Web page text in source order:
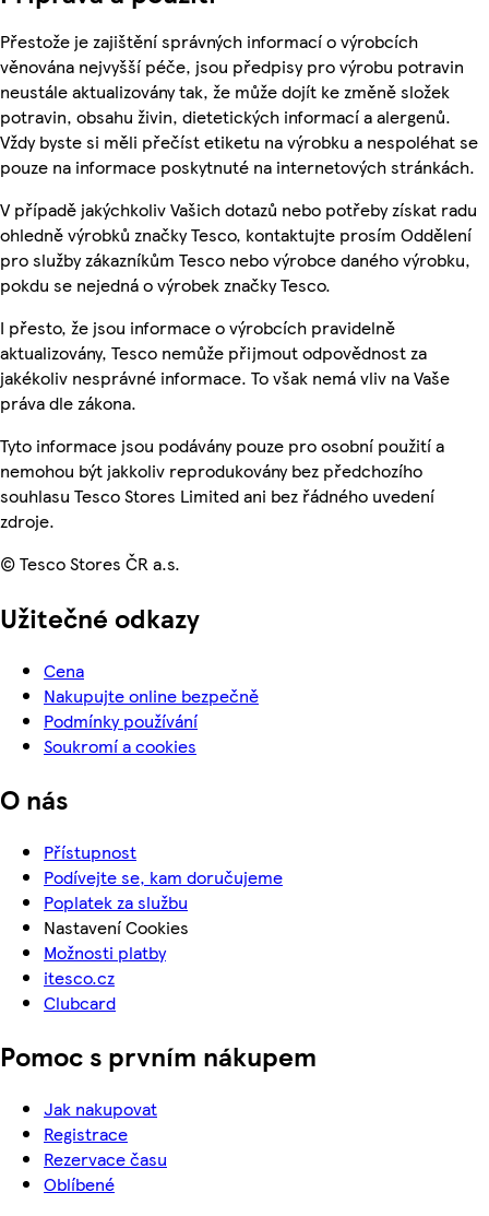
Přestože je zajištění správných informací o výrobcích
věnována nejvyšší péče, jsou předpisy pro výrobu potravin
neustále aktualizovány tak, že může dojít ke změně složek
potravin, obsahu živin, dietetických informací a alergenů.
Vždy byste si měli přečíst etiketu na výrobku a nespoléhat se
pouze na informace poskytnuté na internetových stránkách.
V případě jakýchkoliv Vašich dotazů nebo potřeby získat radu
ohledně výrobků značky Tesco, kontaktujte prosím Oddělení
pro služby zákazníkům Tesco nebo výrobce daného výrobku,
pokdu se nejedná o výrobek značky Tesco.
I přesto, že jsou informace o výrobcích pravidelně
aktualizovány, Tesco nemůže přijmout odpovědnost za
jakékoliv nesprávné informace. To však nemá vliv na Vaše
práva dle zákona.
Tyto informace jsou podávány pouze pro osobní použití a
nemohou být jakkoliv reprodukovány bez předchozího
souhlasu Tesco Stores Limited ani bez řádného uvedení
zdroje.
© Tesco Stores ČR a.s.
Užitečné odkazy
Cena
Nakupujte online bezpečně
Podmínky používání
Soukromí a cookies
O nás
Přístupnost
Podívejte se, kam doručujeme
Poplatek za službu
Nastavení Cookies
Možnosti platby
itesco.cz
Clubcard
Pomoc s prvním nákupem
Jak nakupovat
Registrace
Rezervace času
Oblíbené